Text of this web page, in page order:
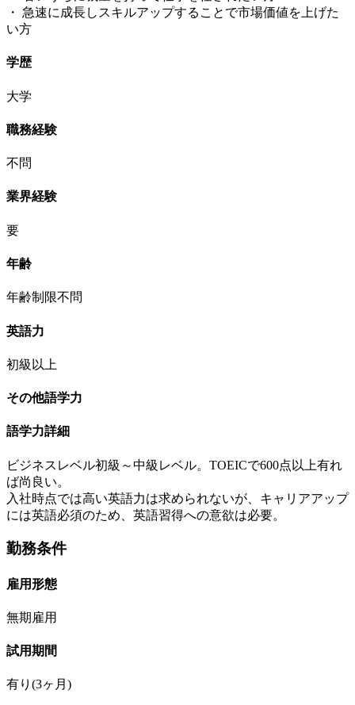
・ 急速に成長しスキルアップすることで市場価値を上げた
い方
学歴
大学
職務経験
不問
業界経験
要
年齢
年齢制限不問
英語力
初級以上
その他語学力
語学力詳細
ビジネスレベル初級～中級レベル。TOEICで600点以上有れ
ば尚良い。
入社時点では高い英語力は求められないが、キャリアアップ
には英語必須のため、英語習得への意欲は必要。
勤務条件
雇用形態
無期雇用
試用期間
有り(3ヶ月)